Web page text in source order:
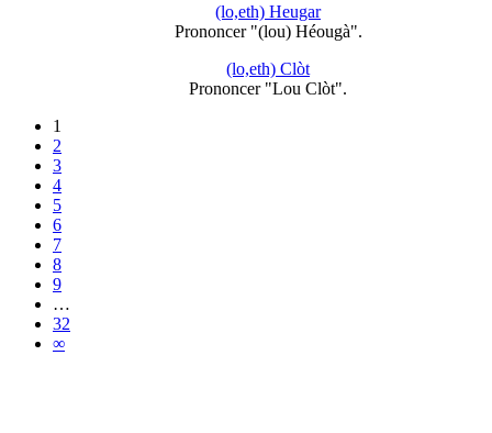
(lo,eth) Heugar
Prononcer "(lou) Héougà".
(lo,eth) Clòt
Prononcer "Lou Clòt".
1
2
3
4
5
6
7
8
9
…
32
∞